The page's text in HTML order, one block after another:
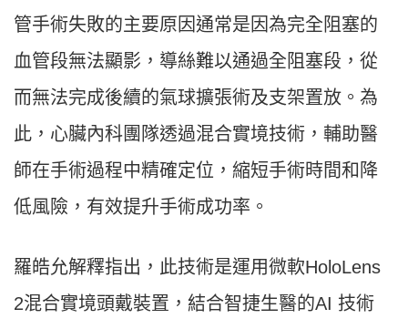
管手術失敗的主要原因通常是因為完全阻塞的
血管段無法顯影，導絲難以通過全阻塞段，從
而無法完成後續的氣球擴張術及支架置放。為
此，心臟內科團隊透過混合實境技術，輔助醫
師在手術過程中精確定位，縮短手術時間和降
低風險，有效提升手術成功率。
羅皓允解釋指出，此技術是運用微軟HoloLens
2混合實境頭戴裝置，結合智捷生醫的AI 技術